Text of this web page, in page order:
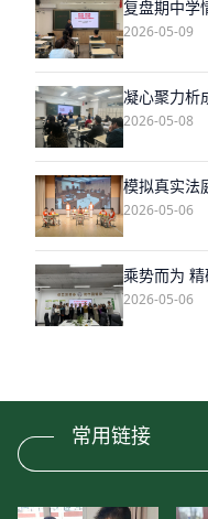
复盘期中学
2026-05-09
凝心聚力析
2026-05-08
2026-05-06
乘势而为
2026-05-06
常用链接